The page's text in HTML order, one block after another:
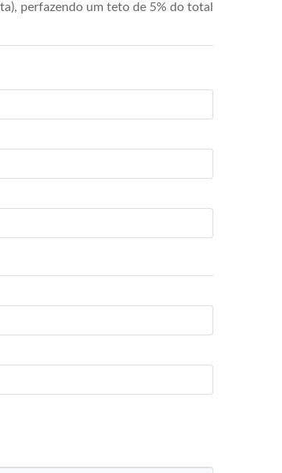
perfazendo um teto de 5% do total